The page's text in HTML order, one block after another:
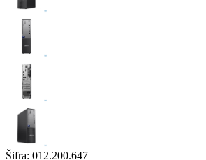
Šifra: 012.200.647